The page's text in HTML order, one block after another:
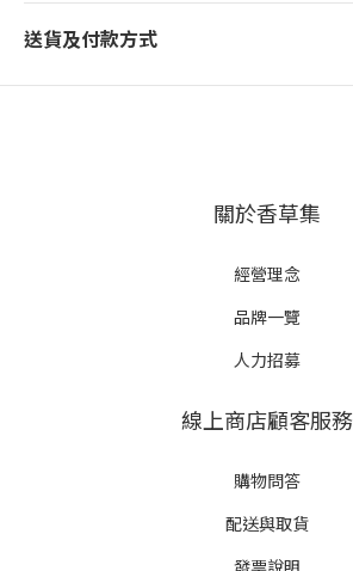
送貨及付款方式
關於香草集
經營理念
品牌一覽
人力招募
線上商店顧客服務
購物問答
配送與取貨
發票說明